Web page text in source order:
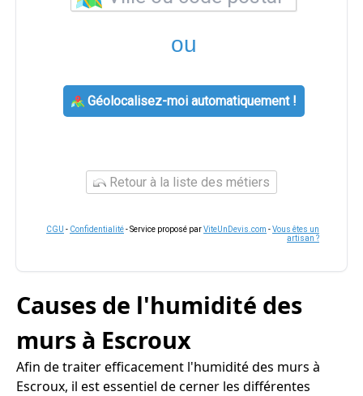
ou
Géolocalisez-moi automatiquement !
Retour à la liste des métiers
CGU - Confidentialité- Service proposé parViteUnDevis.com -Vous êtes un
artisan ?
Causes de l'humidité des
murs à Escroux
Afin de traiter efficacement l'humidité des murs à
Escroux, il est essentiel de cerner les différentes